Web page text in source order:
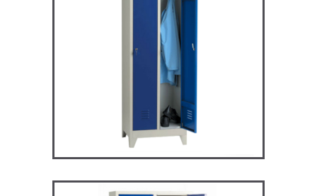
ARV2P – Vestiaire industrie